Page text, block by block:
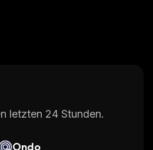
letzten 24 Stunden.
Ondo